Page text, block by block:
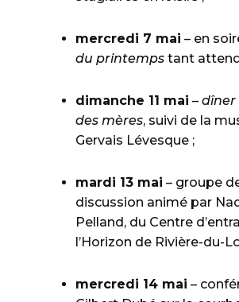
mercredi 7 mai – en
du printemps tant
dimanche 11 mai – dîner
des mères, suivi de la
Gervais Lévesque ;
mardi 13 mai – groupe
discussion animé par
Pelland, du Centre
l’Horizon de Rivière-du-
mercredi 14 mai –